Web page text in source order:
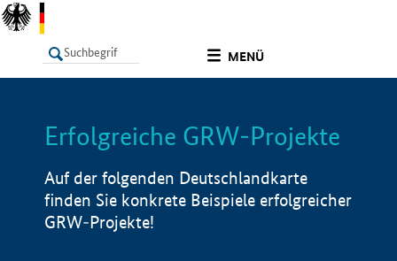
MENÜ
LISTE Info
Erfolgreiche GRW-Projekte
Auf der folgenden Deutschlandkarte
finden Sie konkrete Beispiele erfolgreicher
GRW-Projekte!